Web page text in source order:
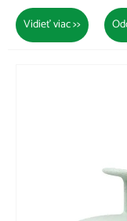
Vidieť viac >>